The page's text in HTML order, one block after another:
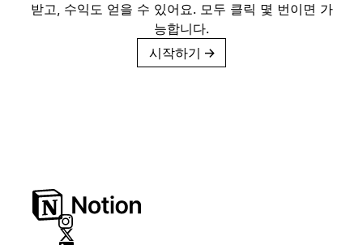
받고, 수익도 얻을 수 있어요. 모두 클릭 몇 번이면 가
능합니다.
시작하기 →